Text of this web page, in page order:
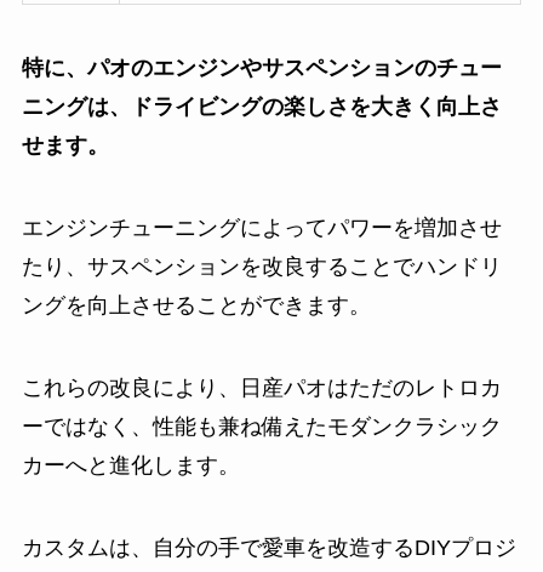
特に、パオのエンジンやサスペンションのチュー
ニングは、ドライビングの楽しさを大きく向上さ
せます。
エンジンチューニングによってパワーを増加させ
たり、サスペンションを改良することでハンドリ
ングを向上させることができます。
これらの改良により、日産パオはただのレトロカ
ーではなく、性能も兼ね備えたモダンクラシック
カーへと進化します。
カスタムは、自分の手で愛車を改造するDIYプロジ